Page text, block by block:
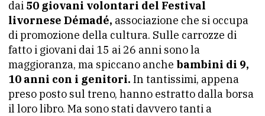
dai 50 giovani volontari del Festival
livornese Démadé, associazione che si occupa
di promozione della cultura. Sulle carrozze di
fatto i giovani dai 15 ai 26 anni sono la
maggioranza, ma spiccano anche bambini di 9,
10 anni con i genitori. In tantissimi, appena
preso posto sul treno, hanno estratto dalla borsa
il loro libro. Ma sono stati davvero tanti a